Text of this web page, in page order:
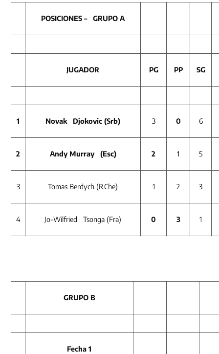
POSICIONES – GRUPO A
JUGADOR PG PP SG
1 Novak Djokovic (Srb) 3 0 6
2 Andy Murray (Esc) 2 1 5
3 Tomas Berdych (R.Che) 1 2 3
4 Jo-Wilfried Tsonga (Fra) 0 3 1
GRUPO B
Fecha 1